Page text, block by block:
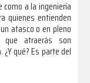
a la ingeniería
quienes entienden
atasco o en pleno
atraerás son
qué? Es parte del